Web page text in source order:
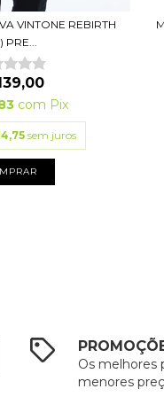
VINTONE REBIRTH
PRE...
com Pix
sem juros
Os melhores
menores